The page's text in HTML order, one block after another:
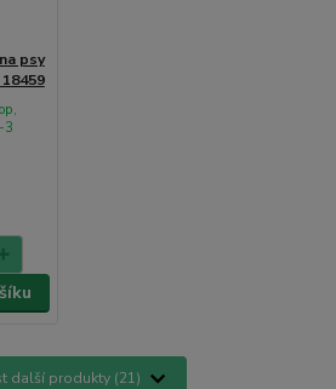
psy
3
další produkty (21)